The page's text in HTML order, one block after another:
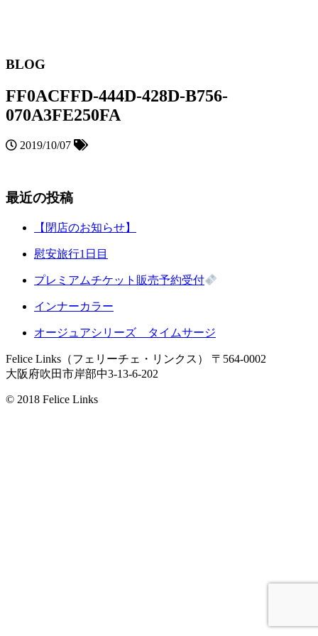
BLOG
FF0ACFFD-444D-428D-B756-
070A3FE250FA
2019/10/07
最近の投稿
【閉店のお知らせ】
慰安旅行1日目
プレミアムチケット販売予約受付
インナーカラー
オージュアシリーズ タイムサージ
Felice Links（フェリーチェ・リンクス）
〒564-0002
大阪府吹田市岸部中3-13-6-202
© 2018 Felice Links